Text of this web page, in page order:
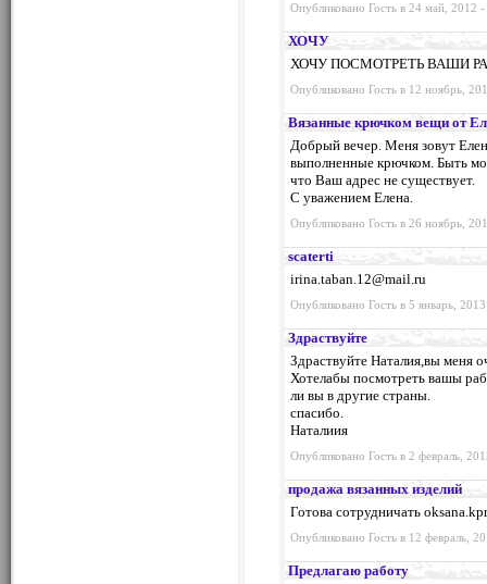
Опубликовано Гость в 24 май, 2012
ХОЧУ
ХОЧУ ПОСМОТРЕТЬ ВАШИ
Опубликовано Гость в 12 ноябрь,
Вязанные крючком вещи от
Добрый вечер. Меня зовут
выполненные крючком. Быть
что Ваш адрес не существует.
С уважением Елена.
Опубликовано Гость в 26 ноябрь,
scaterti
irina.taban.12@mail.ru
Опубликовано Гость в 5 январь,
Здраствуйте
Здраствуйте Наталия,вы меня
Хотелабы посмотреть вашы
ли вы в другие страны.
спасибо.
Наталиия
Опубликовано Гость в 2 февраль,
продажа вязанных изделий
Готова сотрудничать
Опубликовано Гость в 12 февраль,
Предлагаю работу